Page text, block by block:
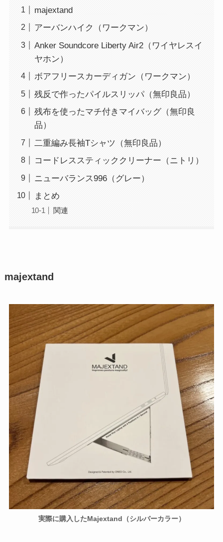
majextand
アーバンハイク（ワークマン）
Anker Soundcore Liberty Air2（ワイヤレスイ
ヤホン）
ボアフリースカーディガン（ワークマン）
残反で作ったパイルスリッパ（無印良品）
残布を使ったマチ付きマイバッグ（無印良
品）
二重編み長袖Tシャツ（無印良品）
コードレススティッククリーナー（ニトリ）
ニューバランス996（グレー）
まとめ
関連
majextand
実際に購入したMajextand（シルバーカラー）